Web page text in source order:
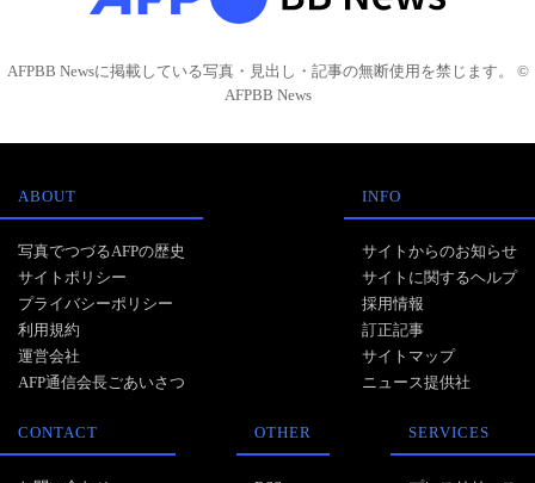
AFPBB Newsに掲載している写真・見出し・記事の無断使用を禁じます。 ©
AFPBB News
ABOUT
写真でつづるAFPの歴史
サイトポリシー
プライバシーポリシー
利用規約
運営会社
AFP通信会長ごあいさつ
INFO
サイトからのお知らせ
サイトに関するヘルプ
採用情報
訂正記事
サイトマップ
ニュース提供社
CONTACT OTHER SERVICES